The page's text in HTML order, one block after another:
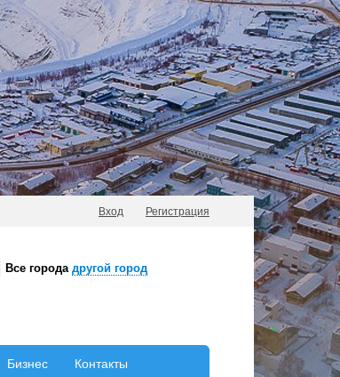
Вход Регистрация
Все города другой город
Бизнес Контакты